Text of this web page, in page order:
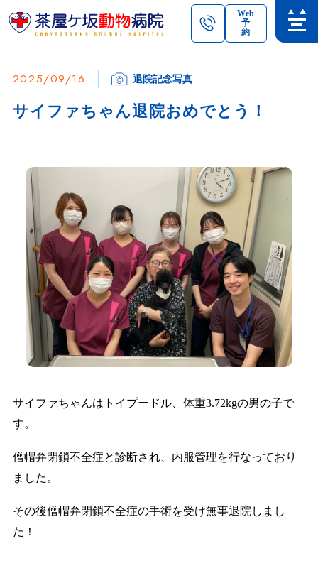
Web
予
約
2025/09/16 退院記念写真
サイファちゃん退院おめでとう！
サイファちゃんはトイプードル、体重3.72kgの男の子で
す。
僧帽弁閉鎖不全症と診断され、内服管理を行なっており
ました。
その後僧帽弁閉鎖不全症の手術を受け無事退院しまし
た！